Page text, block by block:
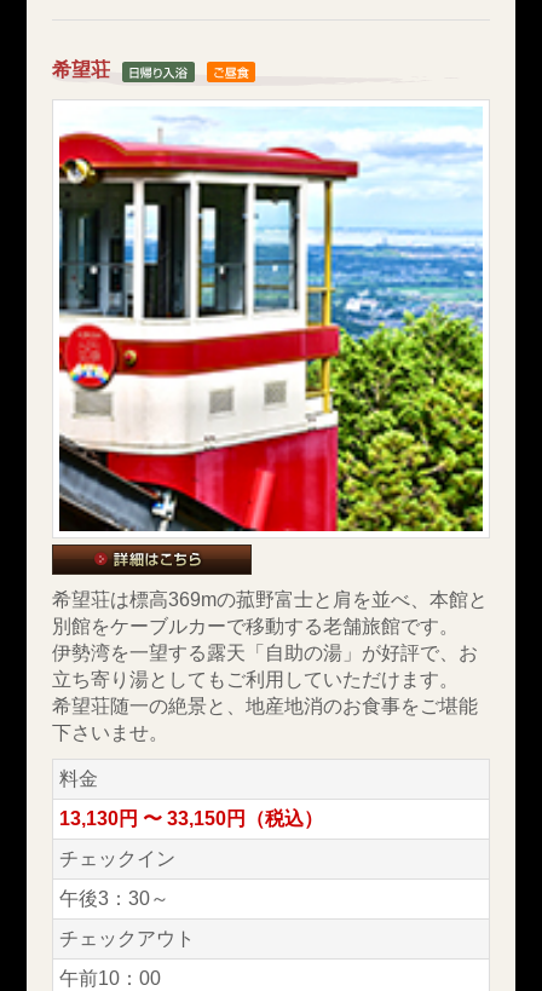
希望荘
希望荘は標高369mの菰野富士と肩を並べ、本館と
別館をケーブルカーで移動する老舗旅館です。
伊勢湾を一望する露天「自助の湯」が好評で、お
立ち寄り湯としてもご利用していただけます。
希望荘随一の絶景と、地産地消のお食事をご堪能
下さいませ。
料金
13,130円 〜 33,150円（税込）
チェックイン
午後3：30～
チェックアウト
午前10：00